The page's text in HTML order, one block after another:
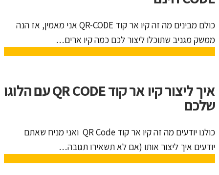
כולם מבינים מה זה קיו אר קוד QR-CODE אני מאמין, אז הנה
ממשק מגניב שתוכלו ליצור לכם כמה קיו ארים…
איך ליצור קיו אר קוד QR CODE עם הלוגו
שלכם
כולנו יודעים מה זה קיו אר קוד QR Code ואני מניח שאתם
יודעים איך ליצור אותו (אם לא תשאירו תגובה…